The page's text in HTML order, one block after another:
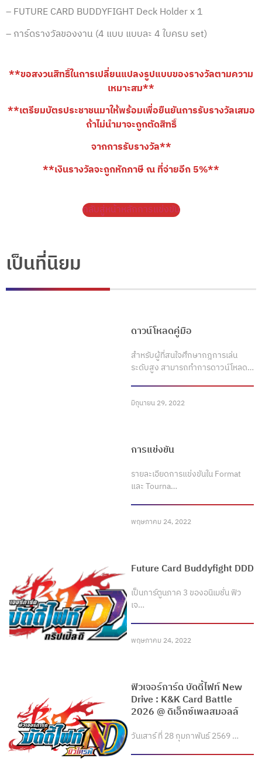
– FUTURE CARD BUDDYFIGHT Deck Holder x 1
– การ์ดรางวัลของงาน (4 แบบ แบบละ 4 ใบครบ set)
**ขอสงวนสิทธิ์ในการเปลี่ยนแปลงรูปแบบของรางวัลตามความ
เหมาะสม**
**เตรียมบัตรประชาชนมาให้พร้อมเพื่อยืนยันการรับรางวัลเสมอ
ถ้าไม่นำมาจะถูกตัดสิทธิ์
จากการรับรางวัล**
**เงินรางวัลจะถูกหักภาษี ณ ที่จ่ายอีก 5%**
กลับสู่หน้าหลักการแข่งขัน
เป็นที่นิยม
ดาวน์โหลดคู่มือ
สำหรับผู้ที่สนใจศึกษากฎการเล่น
ระดับสูง สามารถทำการดาวน์โหลด…
มิถุนายน 29, 2022
การแข่งขัน
รายละเอียดการแข่งขันใน Format
และ Tourna…
พฤษภาคม 24, 2022
Future Card Buddyfight DDD
เป็นการ์ตูนภาค 3 ของอนิเมชั่น ฟิว
เจ…
พฤษภาคม 24, 2022
ฟิวเจอร์การ์ด บัดดี้ไฟท์ New
Drive : K&K Card Battle
2026 @ ดิเอ็กซ์เพลสมอลล์
วันเสาร์ ที่ 28 กุมภาพันธ์ 2569 …